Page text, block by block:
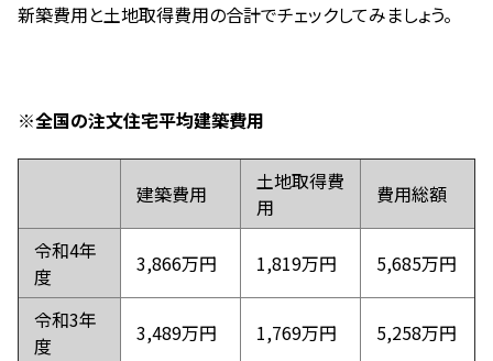
新築費用と土地取得費用の合計でチェックしてみましょう。
※全国の注文住宅平均建築費用
建築費用
土地取得費
用
費用総額
令和4年
度
3,866万円 1,819万円 5,685万円
令和3年
度
3,489万円 1,769万円 5,258万円